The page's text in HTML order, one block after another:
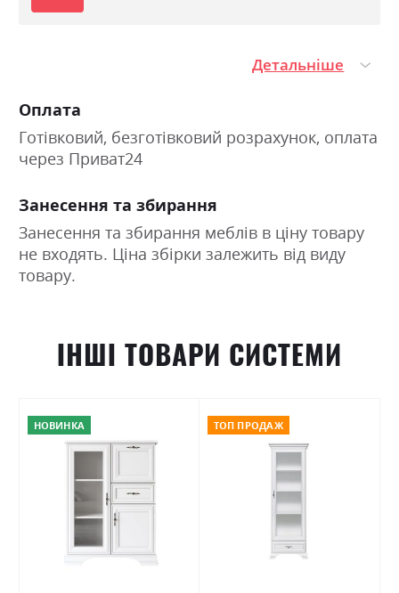
Детальніше
Оплата
Готівковий, безготівковий розрахунок, оплата
через Приват24
Занесення та збирання
Занесення та збирання меблів в ціну товару
не входять. Ціна збірки залежить від виду
товару.
ІНШІ ТОВАРИ СИСТЕМИ
НОВИНКА ТОП ПРОДАЖ